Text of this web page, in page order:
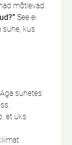
mõtlevad:
See ei
suhe, kus
suhetes
et üks